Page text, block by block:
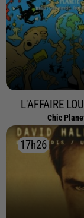
L'AFFAIRE
Chic
17h26
17h26